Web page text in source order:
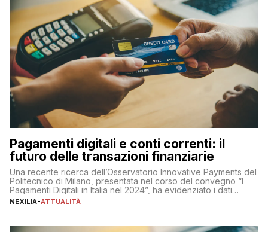
Pagamenti digitali e conti correnti: il
futuro delle transazioni finanziarie
Una recente ricerca dell’Osservatorio Innovative Payments del
Politecnico di Milano, presentata nel corso del convegno “I
Pagamenti Digitali in Italia nel 2024”, ha evidenziato i dati
definitivi del primo semestre 2024 relativamente alle
NEXILIA-ATTUALITÀ